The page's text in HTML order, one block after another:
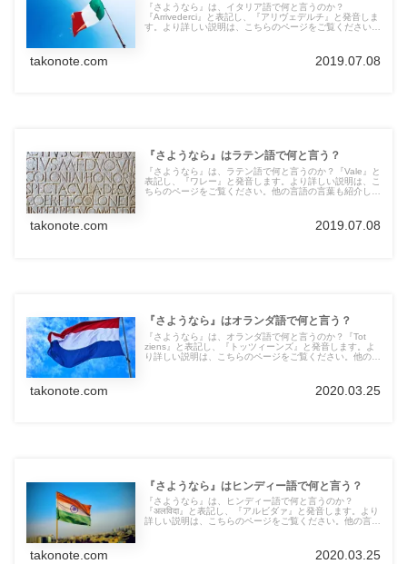
『さようなら』は、イタリア語で何と言うのか？
『Arrivederci』と表記し、『アリヴェデルチ』と発音しま
す。より詳しい説明は、こちらのページをご覧ください。
takonote.com 2019.07.08
『さようなら』はラテン語で何と言う？
『さようなら』は、ラテン語で何と言うのか？『Vale』と
表記し、『ワレー』と発音します。より詳しい説明は、こ
ちらのページをご覧ください。他の言語の言葉も紹介して
takonote.com 2019.07.08
『さようなら』はオランダ語で何と言う？
『さようなら』は、オランダ語で何と言うのか？『Tot
ziens』と表記し、『トッツィーンズ』と発音します。よ
り詳しい説明は、こちらのページをご覧ください。他の言
takonote.com 2020.03.25
『さようなら』はヒンディー語で何と言う？
『さようなら』は、ヒンディー語で何と言うのか？
『अलविदा』と表記し、『アルビダァ』と発音します。より
詳しい説明は、こちらのページをご覧ください。他の言語
takonote.com 2020.03.25